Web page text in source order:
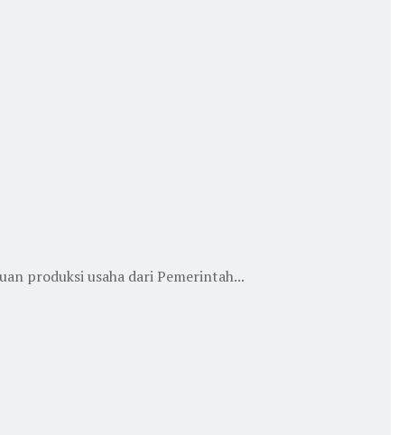
produksi usaha dari Pemerintah...